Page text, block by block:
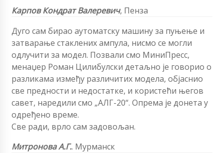
Карпов Кондрат Валеревич, Пенза
Дуго сам бирао аутоматску машину за пуњење и
затварање стаклених ампула, нисмо се могли
одлучити за модел. Позвали смо МиниПресс,
менаџер Роман Цилибулски детаљно је говорио о
разликама између различитих модела, објаснио
све предности и недостатке, и користећи његов
савет, наредили смо „АЛГ-20“. Опрема је донета у
одређено време.
Све ради, врло сам задовољан.
Митронова А.Г.. Мурманск